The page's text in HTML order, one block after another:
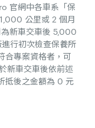
官網中各車系「保
公里或 2 個月
為新車交車後 5,000
行初次檢查保養所
合專案資格者，可
新車交車後依前述
抵後之金額為 0 元